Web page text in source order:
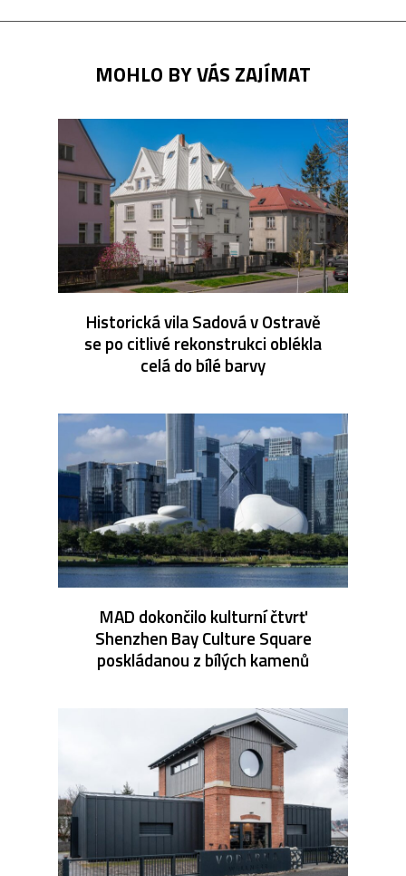
MOHLO BY VÁS ZAJÍMAT
Historická vila Sadová v Ostravě
se po citlivé rekonstrukci oblékla
celá do bílé barvy
MAD dokončilo kulturní čtvrť
Shenzhen Bay Culture Square
poskládanou z bílých kamenů